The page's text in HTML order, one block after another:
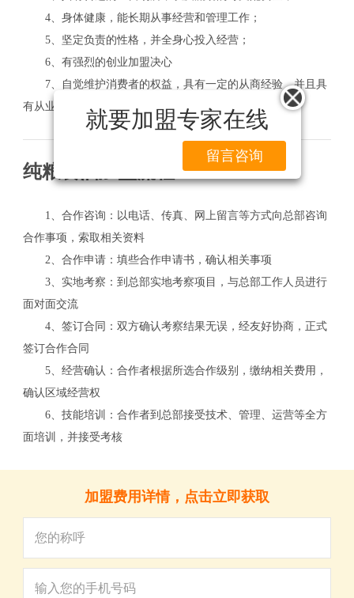
就要加盟专家在线
留言咨询
4、身体健康，能长期从事经营和管理工作；
5、坚定负责的性格，并全身心投入经营；
6、有强烈的创业加盟决心
7、自觉维护消费者的权益，具有一定的从商经验，并且具
有从业道德和正确的商业意识。
纯粮食酒加盟流程
1、合作咨询：以电话、传真、网上留言等方式向总部咨询
合作事项，索取相关资料
2、合作申请：填些合作申请书，确认相关事项
3、实地考察：到总部实地考察项目，与总部工作人员进行
面对面交流
4、签订合同：双方确认考察结果无误，经友好协商，正式
签订合作合同
5、经营确认：合作者根据所选合作级别，缴纳相关费用，
确认区域经营权
6、技能培训：合作者到总部接受技术、管理、运营等全方
面培训，并接受考核
加盟费用详情，点击立即获取